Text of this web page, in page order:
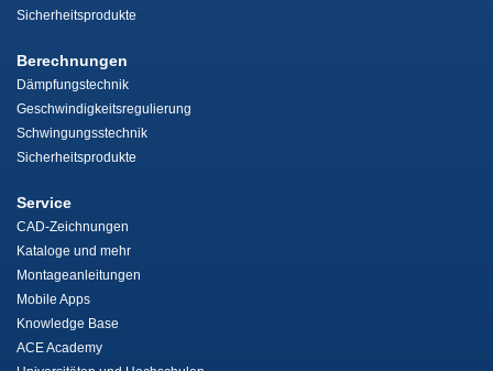
Sicherheitsprodukte
Berechnungen
Dämpfungstechnik
Geschwindigkeitsregulierung
Schwingungsstechnik
Sicherheitsprodukte
Service
CAD-Zeichnungen
Kataloge und mehr
Montageanleitungen
Mobile Apps
Knowledge Base
ACE Academy